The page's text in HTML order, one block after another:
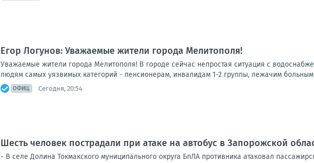
Егор Логунов: Уважаемые жители города Мелитополя!
Уважаемые жители города Мелитополя! В городе сейчас непростая ситуация с
людям самых уязвимых категорий - пенсионерам, инвалидам 1-2 группы, лежачим
ОФИЦ. Сегодня, 20:54
Шесть человек пострадали при атаке на автобус в Запорожской
- В селе Долина Токмакского муниципального округа БпЛА противника атаковал